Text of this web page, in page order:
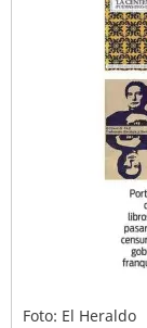
Foto: El Heraldo